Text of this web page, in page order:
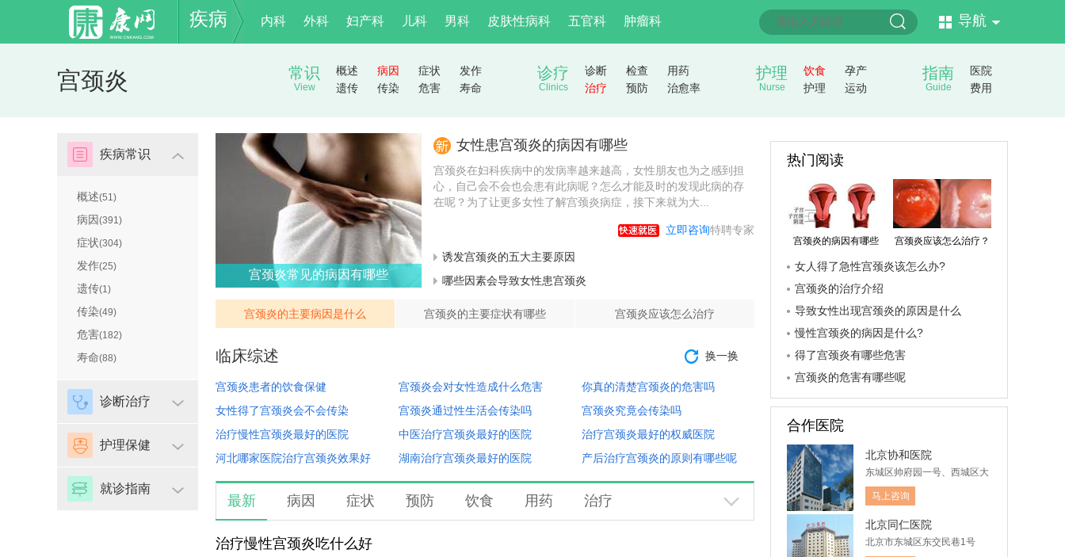
疾病 内科 外科 妇产科 儿科 男科 皮肤性病科 五官科 肿瘤科 导航
宫颈炎 常识
View
概述 病因 症状
发作
遗传
传染 危害 寿命
诊疗
Clinics
诊断 检查
用药
治疗
预防 治愈率
护理
Nurse
饮食
孕产
护理
运动
指南
Guide
医院
费用
疾病常识
概述(51)
病因(391)
症状(304)
发作(25)
遗传(1)
传染(49)
危害(182)
寿命(88)
诊断治疗
护理保健
就诊指南
宫颈炎常见的病因有哪些
女性患宫颈炎的病因有哪些
宫颈炎在妇科疾病中的发病率越来越高，女性朋友也为之感到担
心，自己会不会也会患有此病呢？怎么才能及时的发现此病的存
在呢？为了让更多女性了解宫颈炎病症，接下来就为大...
立即咨询特聘专家
诱发宫颈炎的五大主要原因
哪些因素会导致女性患宫颈炎
宫颈炎的主要病因是什么 宫颈炎的主要症状有哪些 宫颈炎应该怎么治疗
临床综述 换一换
宫颈炎患者的饮食保健 宫颈炎会对女性造成什么危害
你真的清楚宫颈炎的危害吗
女性得了宫颈炎会不会传染
宫颈炎通过性生活会传染吗
宫颈炎究竟会传染吗
治疗慢性宫颈炎最好的医院
中医治疗宫颈炎最好的医院
治疗宫颈炎最好的权威医院
河北哪家医院治疗宫颈炎效果好
湖南治疗宫颈炎最好的医院 产后治疗宫颈炎的原则有哪些呢
最新 病因 症状 预防 饮食 用药 治疗
治疗慢性宫颈炎吃什么好
热门阅读
宫颈炎的病因有哪些 宫颈炎应该怎么治疗？
女人得了急性宫颈炎该怎么办?
宫颈炎的治疗介绍
导致女性出现宫颈炎的原因是什么
慢性宫颈炎的病因是什么?
得了宫颈炎有哪些危害
宫颈炎的危害有哪些呢
合作医院
北京协和医院
东城区帅府园一号、西城区大
木仓胡同41号
马上咨询
北京同仁医院
北京市东城区东交民巷1号